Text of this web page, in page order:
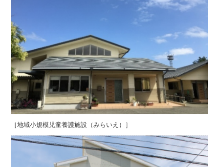
［地域小規模児童養護施設（みらいえ）］